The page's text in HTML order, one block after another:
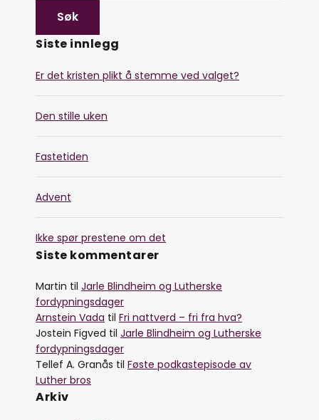
Siste innlegg
Er det kristen plikt å stemme ved valget?
Den stille uken
Fastetiden
Advent
Ikke spør prestene om det
Siste kommentarer
Martin til Jarle Blindheim og Lutherske
fordypningsdager
Arnstein Vada til Fri nattverd – fri fra hva?
Jostein Figved til Jarle Blindheim og Lutherske
fordypningsdager
Tellef A. Granås til Føste podkastepisode av
Luther bros
Arkiv